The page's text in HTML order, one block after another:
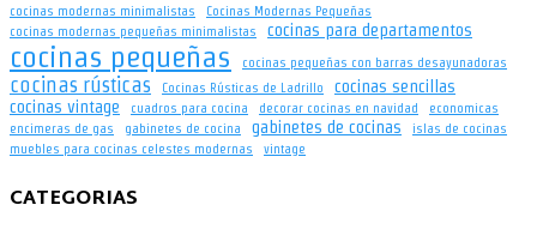
cocinas modernas minimalistas
Cocinas Modernas Pequeñas
cocinas modernas pequeñas minimalistas
cocinas para departamentos
cocinas pequeñas cocinas pequeñas con barras desayunadoras
cocinas rústicas Cocinas Rústicas de Ladrillo
cocinas sencillas
cocinas vintage
cuadros para cocina decorar cocinas en navidad
economicas
encimeras de gas
gabinetes de cocina gabinetes de cocinas
islas de cocinas
muebles para cocinas celestes modernas
vintage
CATEGORIAS